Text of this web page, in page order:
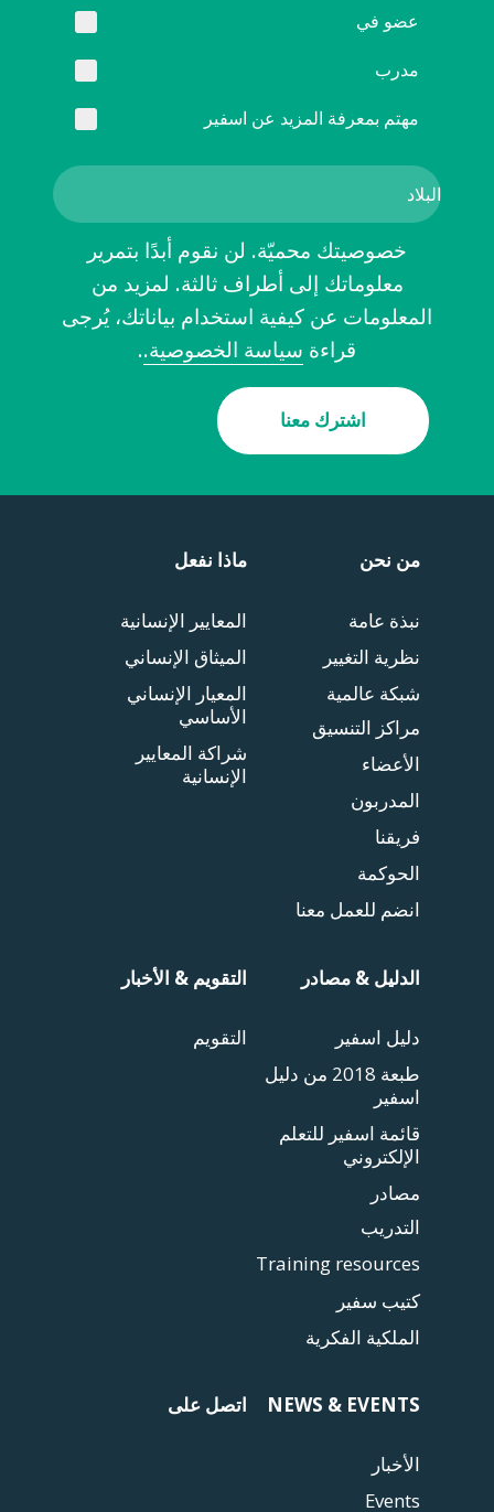
عضو في
مدرب
مهتم بمعرفة المزيد عن اسفير
خصوصيتك محميّة. لن نقوم أبدًا بتمرير
معلوماتك إلى أطراف ثالثة. لمزيد من
المعلومات عن كيفية استخدام بياناتك، يُرجى
قراءة سياسة الخصوصية..
اشترك معنا
من نحن
نبذة عامة
نظرية التغيير
شبكة عالمية
مراكز التنسيق
الأعضاء
المدربون
فريقنا
الحوكمة
انضم للعمل معنا
ماذا نفعل
المعايير الإنسانية
الميثاق الإنساني
المعيار الإنساني
الأساسي
شراكة المعايير
الإنسانية
الدليل & مصادر
دليل اسفير
طبعة 2018 من دليل
اسفير
قائمة اسفير للتعلم
الإلكتروني
مصادر
التدريب
Training resources
كتيب سفير
الملكية الفكرية
التقويم & الأخبار
التقويم
NEWS & EVENTS
الأخبار
Events
اتصل على